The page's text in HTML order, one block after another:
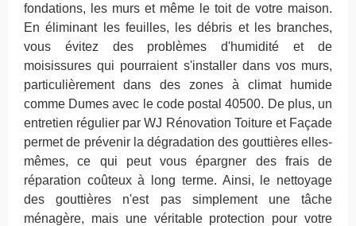
fondations, les murs et même le toit de votre maison.
En éliminant les feuilles, les débris et les branches,
vous évitez des problèmes d'humidité et de
moisissures qui pourraient s'installer dans vos murs,
particulièrement dans des zones à climat humide
comme Dumes avec le code postal 40500. De plus, un
entretien régulier par WJ Rénovation Toiture et Façade
permet de prévenir la dégradation des gouttières elles-
mêmes, ce qui peut vous épargner des frais de
réparation coûteux à long terme. Ainsi, le nettoyage
des gouttières n'est pas simplement une tâche
ménagère, mais une véritable protection pour votre